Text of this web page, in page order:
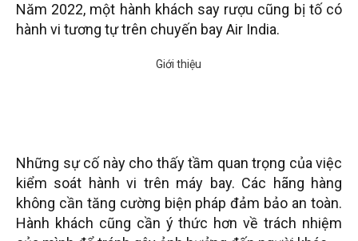
Năm 2022, một hành khách say rượu cũng bị tố có
hành vi tương tự trên chuyến bay Air India.
Những sự cố này cho thấy tầm quan trọng của việc
kiểm soát hành vi trên máy bay. Các hãng hàng
không cần tăng cường biện pháp đảm bảo an toàn.
Hành khách cũng cần ý thức hơn về trách nhiệm